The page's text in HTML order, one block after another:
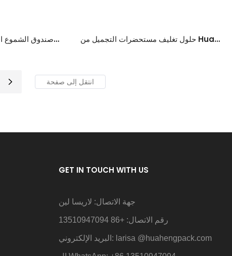
صندوق الشموع
حلول تغليف مستحضرات التجميل من Hua
GET IN TOUCH WITH US
جهة الاتصال: لاريسا لين
رقم الاتصال: +86 13510947094
البريد الإلكتروني: larisa @huahengpack.com